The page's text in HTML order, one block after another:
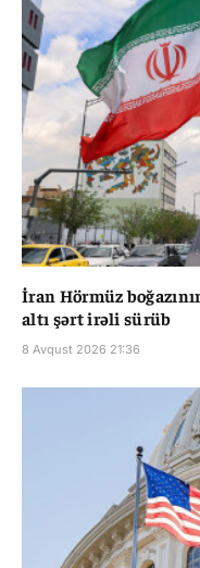
İran Hörmüz
altı şərt irəli sürüb
8 Avqust 2026 21:36